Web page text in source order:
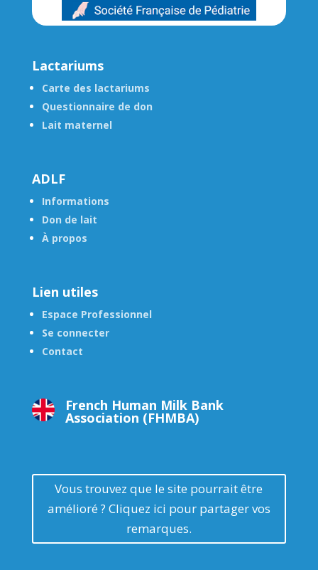
Lactariums
Carte des lactariums
Questionnaire de don
Lait maternel
ADLF
Informations
Don de lait
À propos
Lien utiles
Espace Professionnel
Se connecter
Contact
French Human Milk Bank
Association (FHMBA)
Vous trouvez que le site pourrait être
amélioré ? Cliquez ici pour partager vos
remarques.